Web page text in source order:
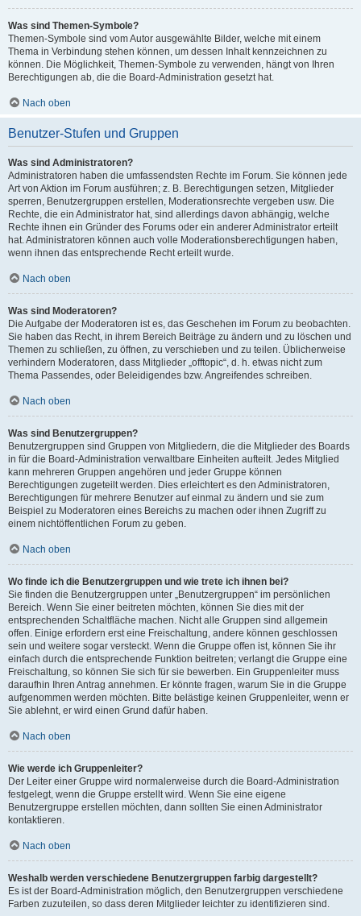
Was sind Themen-Symbole?
Themen-Symbole sind vom Autor ausgewählte Bilder, welche mit einem
Thema in Verbindung stehen können, um dessen Inhalt kennzeichnen zu
können. Die Möglichkeit, Themen-Symbole zu verwenden, hängt von Ihren
Berechtigungen ab, die die Board-Administration gesetzt hat.
Nach oben
Benutzer-Stufen und Gruppen
Was sind Administratoren?
Administratoren haben die umfassendsten Rechte im Forum. Sie können jede
Art von Aktion im Forum ausführen; z. B. Berechtigungen setzen, Mitglieder
sperren, Benutzergruppen erstellen, Moderationsrechte vergeben usw. Die
Rechte, die ein Administrator hat, sind allerdings davon abhängig, welche
Rechte ihnen ein Gründer des Forums oder ein anderer Administrator erteilt
hat. Administratoren können auch volle Moderationsberechtigungen haben,
wenn ihnen das entsprechende Recht erteilt wurde.
Nach oben
Was sind Moderatoren?
Die Aufgabe der Moderatoren ist es, das Geschehen im Forum zu beobachten.
Sie haben das Recht, in ihrem Bereich Beiträge zu ändern und zu löschen und
Themen zu schließen, zu öffnen, zu verschieben und zu teilen. Üblicherweise
verhindern Moderatoren, dass Mitglieder „offtopic“, d. h. etwas nicht zum
Thema Passendes, oder Beleidigendes bzw. Angreifendes schreiben.
Nach oben
Was sind Benutzergruppen?
Benutzergruppen sind Gruppen von Mitgliedern, die die Mitglieder des Boards
in für die Board-Administration verwaltbare Einheiten aufteilt. Jedes Mitglied
kann mehreren Gruppen angehören und jeder Gruppe können
Berechtigungen zugeteilt werden. Dies erleichtert es den Administratoren,
Berechtigungen für mehrere Benutzer auf einmal zu ändern und sie zum
Beispiel zu Moderatoren eines Bereichs zu machen oder ihnen Zugriff zu
einem nichtöffentlichen Forum zu geben.
Nach oben
Wo finde ich die Benutzergruppen und wie trete ich ihnen bei?
Sie finden die Benutzergruppen unter „Benutzergruppen“ im persönlichen
Bereich. Wenn Sie einer beitreten möchten, können Sie dies mit der
entsprechenden Schaltfläche machen. Nicht alle Gruppen sind allgemein
offen. Einige erfordern erst eine Freischaltung, andere können geschlossen
sein und weitere sogar versteckt. Wenn die Gruppe offen ist, können Sie ihr
einfach durch die entsprechende Funktion beitreten; verlangt die Gruppe eine
Freischaltung, so können Sie sich für sie bewerben. Ein Gruppenleiter muss
daraufhin Ihren Antrag annehmen. Er könnte fragen, warum Sie in die Gruppe
aufgenommen werden möchten. Bitte belästige keinen Gruppenleiter, wenn er
Sie ablehnt, er wird einen Grund dafür haben.
Nach oben
Wie werde ich Gruppenleiter?
Der Leiter einer Gruppe wird normalerweise durch die Board-Administration
festgelegt, wenn die Gruppe erstellt wird. Wenn Sie eine eigene
Benutzergruppe erstellen möchten, dann sollten Sie einen Administrator
kontaktieren.
Nach oben
Weshalb werden verschiedene Benutzergruppen farbig dargestellt?
Es ist der Board-Administration möglich, den Benutzergruppen verschiedene
Farben zuzuteilen, so dass deren Mitglieder leichter zu identifizieren sind.